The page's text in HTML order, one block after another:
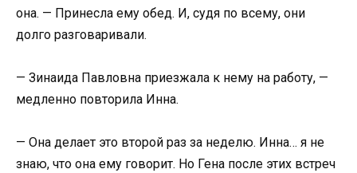
она. — Принесла ему обед. И, судя по всему, они
долго разговаривали.
— Зинаида Павловна приезжала к нему на работу, —
медленно повторила Инна.
— Она делает это второй раз за неделю. Инна… я не
знаю, что она ему говорит. Но Гена после этих встреч